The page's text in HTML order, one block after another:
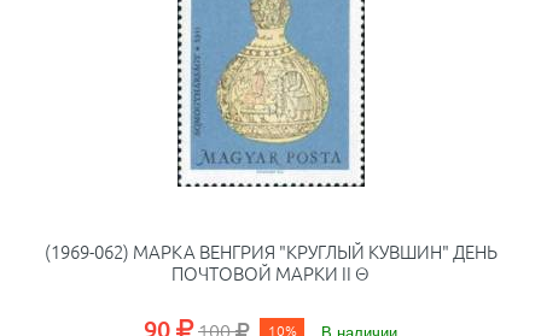
(1969-062) МАРКА ВЕНГРИЯ "КРУГЛЫЙ КУВШИН" ДЕНЬ
ПОЧТОВОЙ МАРКИ II Θ
90 100 10%